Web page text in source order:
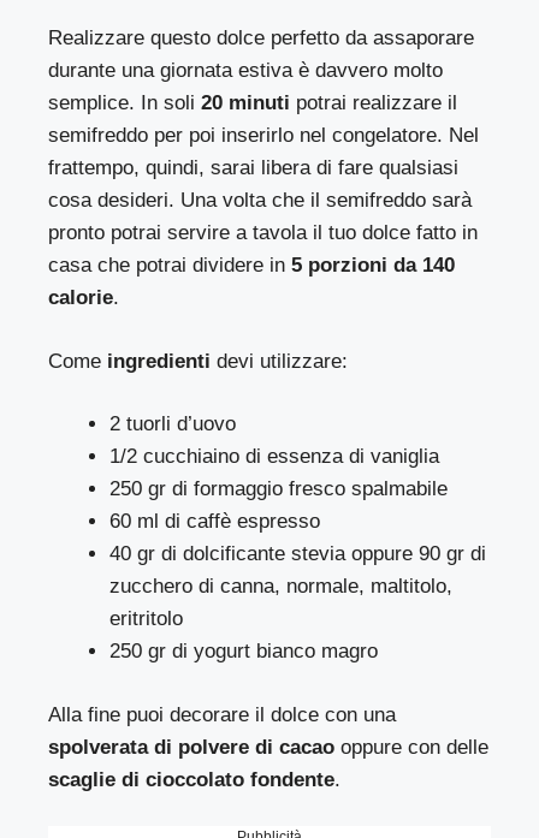
Realizzare questo dolce perfetto da assaporare
durante una giornata estiva è davvero molto
semplice. In soli 20 minuti potrai realizzare il
semifreddo per poi inserirlo nel congelatore. Nel
frattempo, quindi, sarai libera di fare qualsiasi
cosa desideri. Una volta che il semifreddo sarà
pronto potrai servire a tavola il tuo dolce fatto in
casa che potrai dividere in 5 porzioni da 140
calorie.
Come ingredienti devi utilizzare:
2 tuorli d’uovo
1/2 cucchiaino di essenza di vaniglia
250 gr di formaggio fresco spalmabile
60 ml di caffè espresso
40 gr di dolcificante stevia oppure 90 gr di
zucchero di canna, normale, maltitolo,
eritritolo
250 gr di yogurt bianco magro
Alla fine puoi decorare il dolce con una
spolverata di polvere di cacao oppure con delle
scaglie di cioccolato fondente.